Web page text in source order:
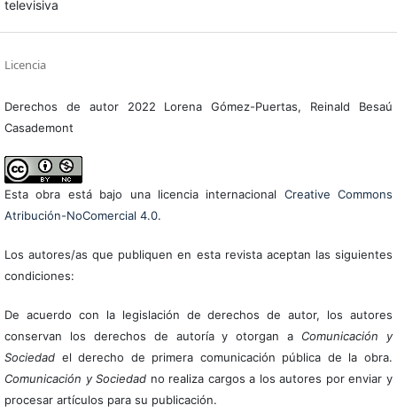
televisiva
Licencia
Derechos de autor 2022 Lorena Gómez-Puertas, Reinald Besaú
Casademont
Esta obra está bajo una licencia internacional Creative Commons
Atribución-NoComercial 4.0.
Los autores/as que publiquen en esta revista aceptan las siguientes
condiciones:
De acuerdo con la legislación de derechos de autor, los autores
conservan los derechos de autoría y otorgan a Comunicación y
Sociedadel derecho de primera comunicación pública de la obra.
Comunicación y Sociedad no realiza cargos a los autores por enviar y
procesar artículos para su publicación.